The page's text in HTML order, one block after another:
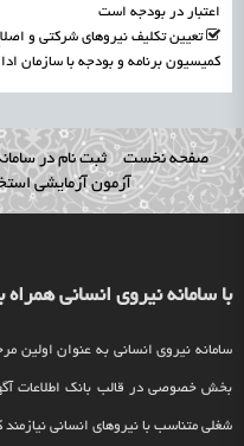
اعتبار در بودجه است
تعیین تکلیف نیروهای شرکتی و
کمیسیون برنامه و بودجه با سازمان
صفحه نخست ثبت نام در
آزمون آزمایشی
با سامانه نیروی انسانی همراه
سامانه نیروی انسانی به عنوان اولین
بخش خصوصی در قالب بانک اطلاعات
شغلی متناسب با نیروهای انسانی